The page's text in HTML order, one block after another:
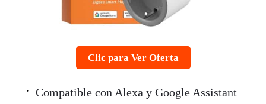
Clic para Ver Oferta
Compatible con Alexa y Google Assistant